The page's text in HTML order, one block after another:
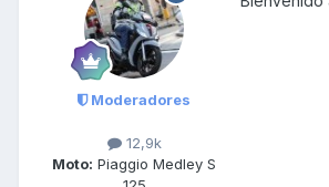
Moderadores
12,9k
Moto: Piaggio Medley S